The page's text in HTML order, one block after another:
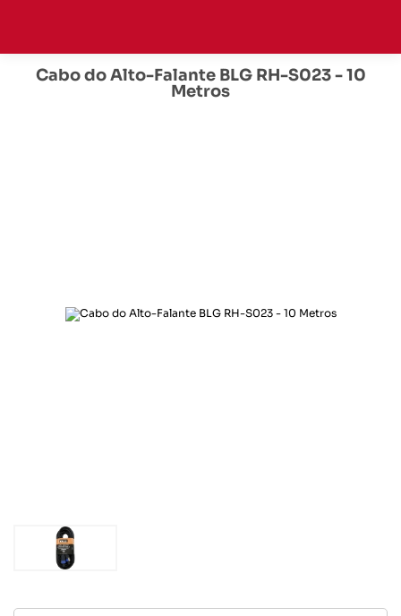
Cabo do Alto-Falante BLG RH-S023 - 10
Metros